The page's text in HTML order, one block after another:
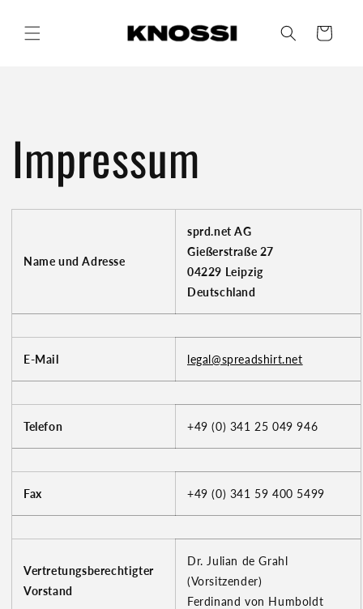
Warenkorb
Impressum
Name und Adresse
sprd.net AG
Gießerstraße 27
04229 Leipzig
Deutschland
E-Mail legal@spreadshirt.net
Telefon +49 (0) 341 25 049 946
Fax +49 (0) 341 59 400 5499
Vertretungsberechtigter
Vorstand
Dr. Julian de Grahl
(Vorsitzender)
Ferdinand von Humboldt